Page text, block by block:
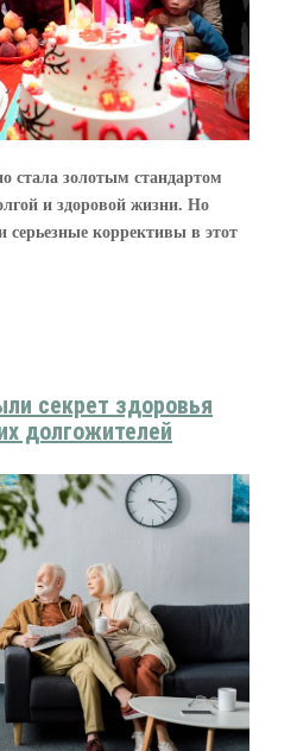
стала золотым стандартом
и здоровой жизни. Но
серьезные коррективы в этот
секрет здоровья
долгожителей